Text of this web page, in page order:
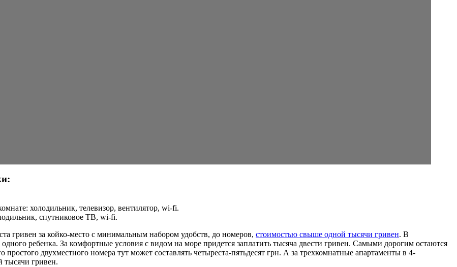
холодильник, телевизор, вентилятор, wi-fi.
спутниковое ТВ, wi-fi.
гривен за койко-место с минимальным набором удобств, до номеров, стоимостью свыше одной тысячи гривен. В
ребенка. За комфортные условия с видом на море придется заплатить тысяча двести гривен. Самыми дорогим остаются
простого двухместного номера тут может составлять четыреста-пятьдесят грн. А за трехкомнатные апартаменты в 4-
тысячи гривен.